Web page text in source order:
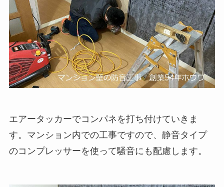
エアータッカーでコンパネを打ち付けていきま
す。マンション内での工事ですので、静音タイプ
のコンプレッサーを使って騒音にも配慮します。